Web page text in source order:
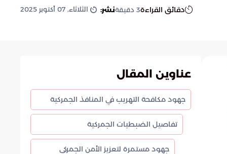
دقائق القراءة3 دقيقةنشر: الثلاثاء, 07 أكتوبر 2025
عناوين المقال
جهود مكافحة التهريب في المنافذ الجمركية
تفاصيل الضبطيات الجمركية
جهود مستمرة لتعزيز الأمن الجمركي